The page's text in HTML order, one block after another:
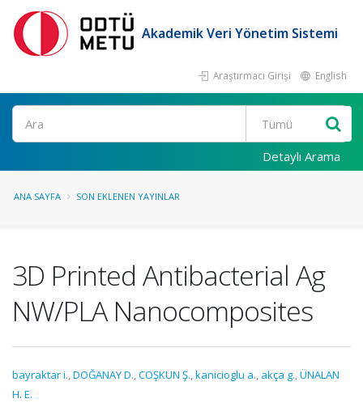
Akademik Veri Yönetim Sistemi
Araştırmacı Girişi English
Ara
Detaylı Arama
ANA SAYFA SON EKLENEN YAYINLAR
3D Printed Antibacterial Ag
NW/PLA Nanocomposites
bayraktar i.,DOĞANAY D.,COŞKUN Ş.,kanicioglu a., akça g.,ÜNALAN
H. E.